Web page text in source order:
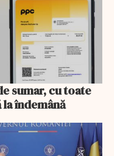
sumar, cu toate
îndemână